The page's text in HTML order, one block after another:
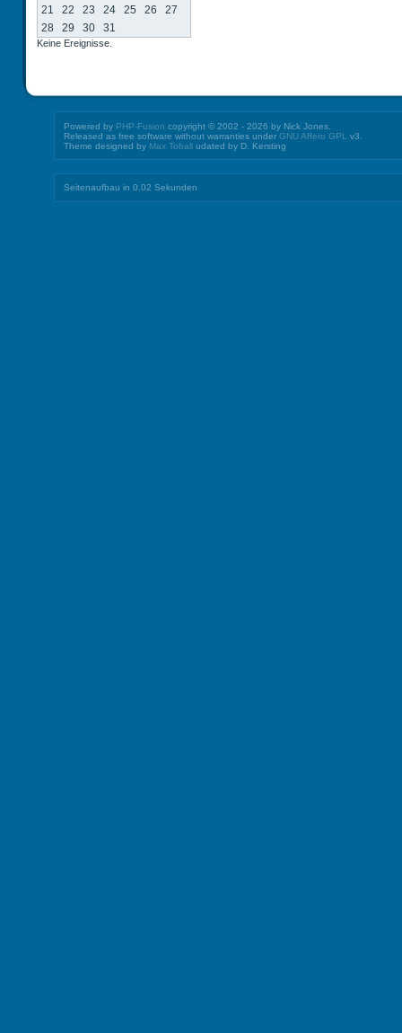
21
22 23 24 25 26
27
28
29 30 31
Keine Ereignisse.
Powered by PHP-Fusion copyright © 2002 - 2026 by Nick Jones.
Released as free software without warranties underGNU Affero GPL
v3.
Theme designed by Max Toball udated by D. Kersting
Seitenaufbau in 0.02 Sekunden